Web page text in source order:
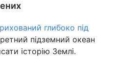
глибоко під
підземний океан
історію Землі.